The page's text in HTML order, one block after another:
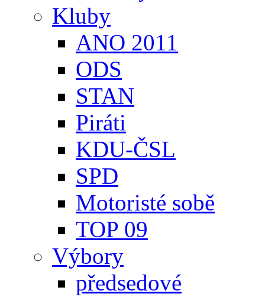
Kluby
ANO 2011
ODS
STAN
Piráti
KDU-ČSL
SPD
Motoristé sobě
TOP 09
Výbory
předsedové